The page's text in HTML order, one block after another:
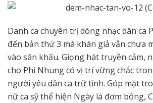
Danh ca chuyên trị dòng nhạc dân ca
đến bản thứ 3 mà khán giả vẫn chưa
vào sân khấu. Giọng hát truyền cảm,
cho Phi Nhung có vị trí vững chắc
người yêu dân ca trữ tình. Góp mặt
nữ ca sỹ thể hiện Ngày lá đơm bông,